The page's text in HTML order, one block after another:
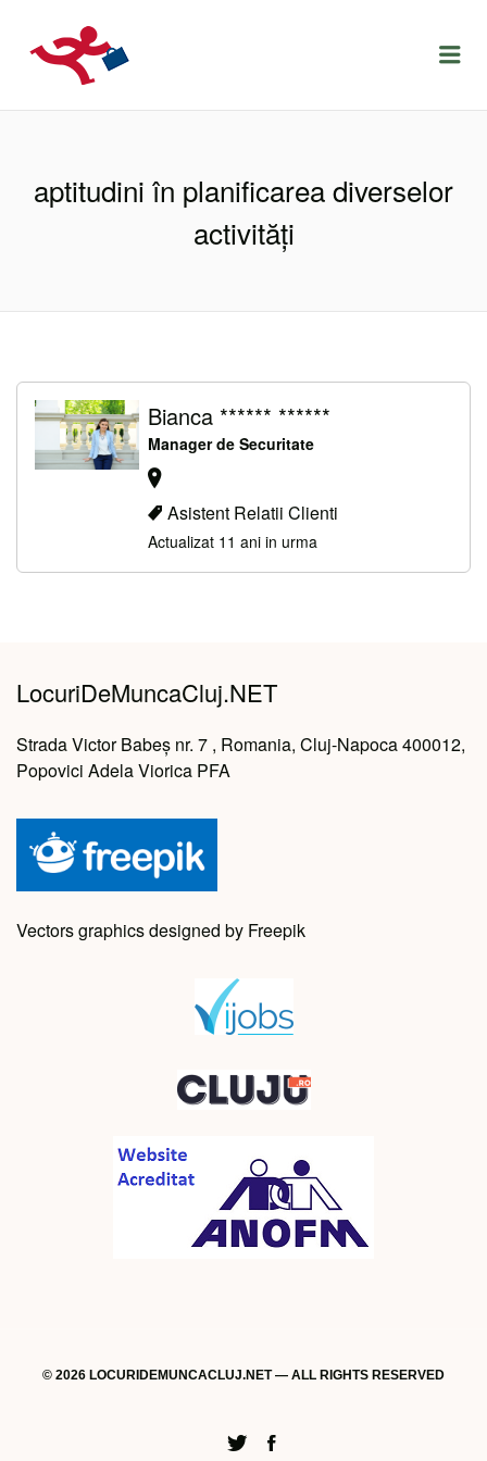
LOCURIDEMUNCACLUJ.NET
aptitudini în planificarea diverselor
activităţi
Bianca ****** ******
Manager de Securitate
Asistent Relatii Clienti
Actualizat 11 ani in urma
LocuriDeMuncaCluj.NET
Strada Victor Babeș nr. 7 , Romania, Cluj-Napoca 400012,
Popovici Adela Viorica PFA
Vectors graphics designed by Freepik
© 2026 LOCURIDEMUNCACLUJ.NET — ALL RIGHTS RESERVED